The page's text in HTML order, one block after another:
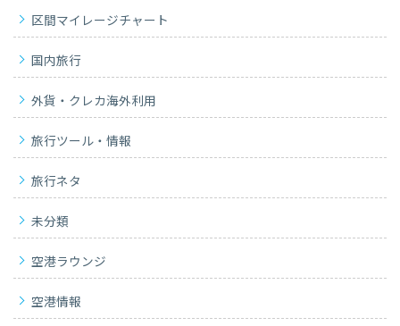
区間マイレージチャート
国内旅行
外貨・クレカ海外利用
旅行ツール・情報
旅行ネタ
未分類
空港ラウンジ
空港情報